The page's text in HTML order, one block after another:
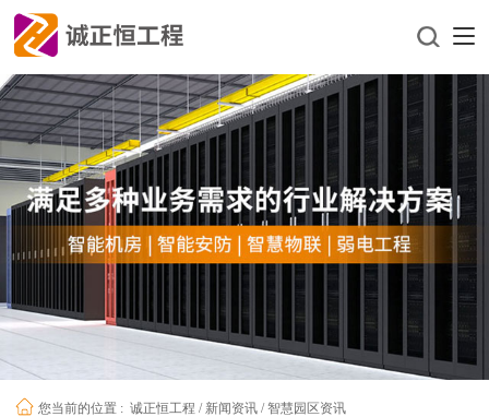
您当前的位置 : 诚正恒工程 / 新闻资讯 / 智慧园区资讯